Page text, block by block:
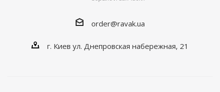
order@ravak.ua
г. Киев ул. Днепровская набережная, 21